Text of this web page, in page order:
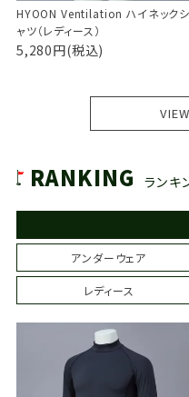
HYOON Ventilation ハイネックシ
ャツ（レディース）
5,280円(税込)
RANKING ランキ
アンダーウェア
レディース